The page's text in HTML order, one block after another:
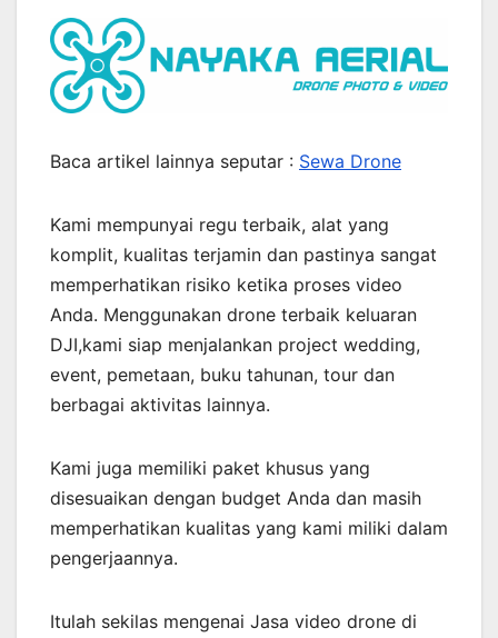
Baca artikel lainnya seputar : Sewa Drone
Kami mempunyai regu terbaik, alat yang
komplit, kualitas terjamin dan pastinya sangat
memperhatikan risiko ketika proses video
Anda. Menggunakan drone terbaik keluaran
DJI,kami siap menjalankan project wedding,
event, pemetaan, buku tahunan, tour dan
berbagai aktivitas lainnya.
Kami juga memiliki paket khusus yang
disesuaikan dengan budget Anda dan masih
memperhatikan kualitas yang kami miliki dalam
pengerjaannya.
Itulah sekilas mengenai Jasa video drone di